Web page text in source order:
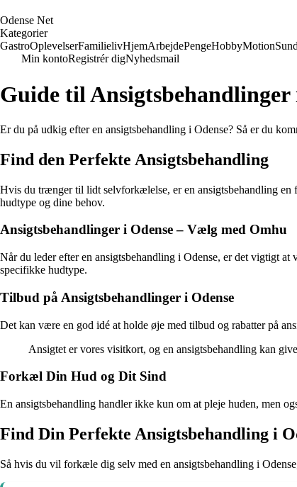
Odense Net
Kategorier
GastroOplevelserFamilielivHjemArbejdePengeHobbyMotion
Min kontoRegistrér digNyhedsmail
Guide til Ansigtsbehandlinger
Er du på udkig efter en ansigtsbehandling i Odense? Så er du
Find den Perfekte Ansigtsbehandling
Hvis du trænger til lidt selvforkælelse, er en ansigtsbehandling en
hudtype og dine behov.
Ansigtsbehandlinger i Odense – Vælg med Omhu
Når du leder efter en ansigtsbehandling i Odense, er det vigtigt
specifikke hudtype.
Tilbud på Ansigtsbehandlinger i Odense
Det kan være en god idé at holde øje med tilbud og rabatter på
Ansigtet er vores visitkort, og en ansigtsbehandling kan
Forkæl Din Hud og Dit Sind
En ansigtsbehandling handler ikke kun om at pleje huden, men
Find Din Perfekte Ansigtsbehandling i
Så hvis du vil forkæle dig selv med en ansigtsbehandling i